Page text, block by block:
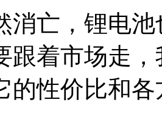
的性价比和